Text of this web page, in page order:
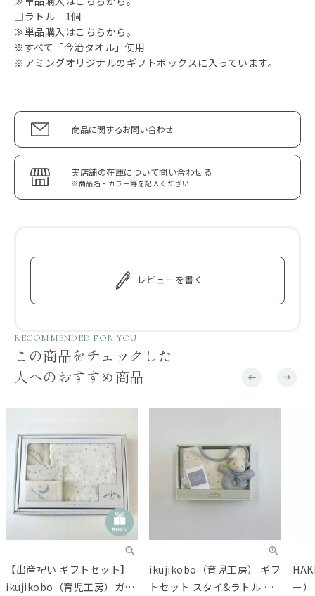
□ラトル 1個
≫単品購入はこちらから。
※すべて「今治タオル」使用
※アミングオリジナルのギフトボックスに入っています。
商品に関するお問い合わせ
実店舗の在庫について問い合わせる
※商品名・カラー等を記入ください
レビューを書く
RECOMMENDED FOR YOU
この商品をチェックした
人へのおすすめ商品
【出産祝い ギフトセット】
ikujikobo（育児工房）ガー
ikujikobo（育児工房） ギフ
トセット スタイ&ラトル 金
ー